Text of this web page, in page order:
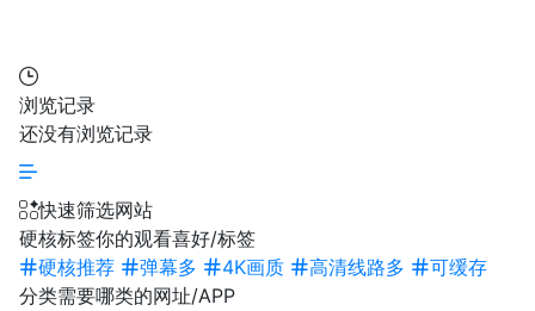
浏览记录
还没有浏览记录
快速筛选网站
硬核标签你的观看喜好/标签
硬核推荐
弹幕多 4K画质 高清线路多
可缓存
分类需要哪类的网址/APP